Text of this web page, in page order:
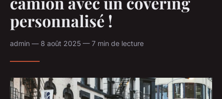
personnalisé !
admin — 8 août 2025 — 7 min de lecture